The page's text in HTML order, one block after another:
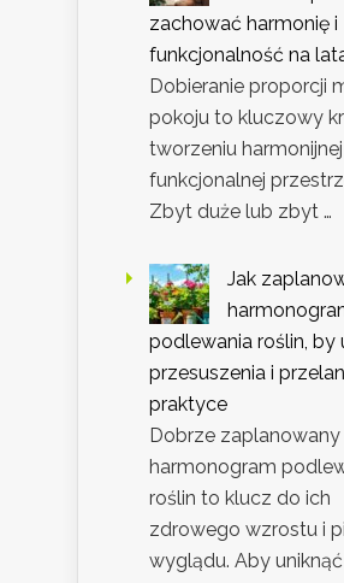
zachować harmonię i
funkcjonalność na
Dobieranie proporcji
pokoju to kluczowy
tworzeniu harmonijnej
funkcjonalnej
Zbyt duże lub zbyt …
Jak
podlewania roślin, by
przesuszenia i
praktyce
Dobrze zaplanowany
harmonogram
roślin to klucz do ich
zdrowego wzrostu i
wyglądu. Aby uniknąć